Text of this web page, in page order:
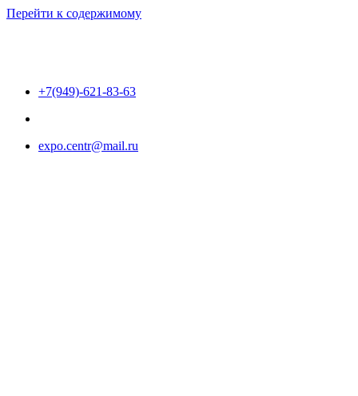
Перейти к содержимому
+7(949)-621-83-63
expo.centr@mail.ru